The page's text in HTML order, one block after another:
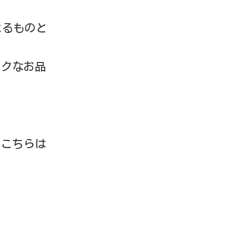
ものと
なお品
ちらは